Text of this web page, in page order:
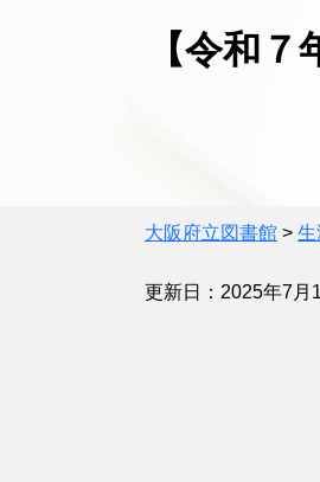
【令和
大阪府立図書館 >
更新日：2025年7月